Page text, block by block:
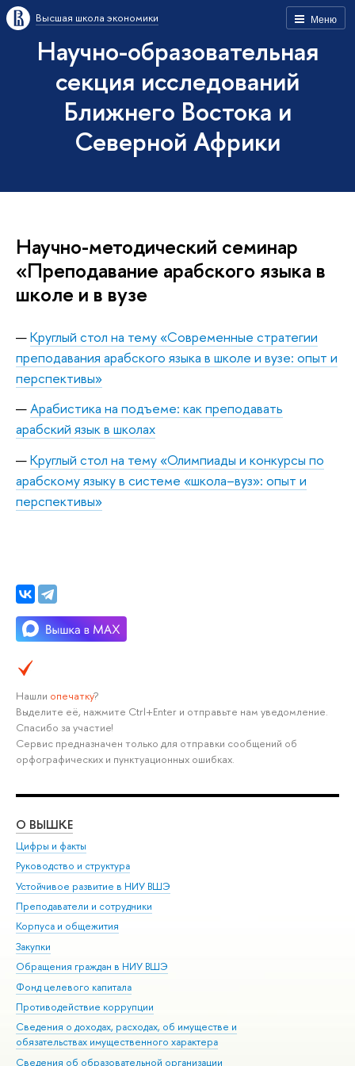
Меню
Высшая школа экономики
Научно-образовательная
секция исследований
Ближнего Востока и
Северной Африки
Научно-методический семинар
«Преподавание арабского языка в
школе и в вузе
Круглый стол на тему «Современные стратегии
преподавания арабского языка в школе и вузе: опыт и
перспективы»
Арабистика на подъеме: как преподавать
арабский язык в школах
Круглый стол на тему «Олимпиады и конкурсы по
арабскому языку в системе «школа–вуз»: опыт и
перспективы»
Нашли опечатку?
Выделите её, нажмите Ctrl+Enter и отправьте нам уведомление.
Спасибо за участие!
Сервис предназначен только для отправки сообщений об
орфографических и пунктуационных ошибках.
О ВЫШКЕ
Цифры и факты
Руководство и структура
Устойчивое развитие в НИУ ВШЭ
Преподаватели и сотрудники
Корпуса и общежития
Закупки
Обращения граждан в НИУ ВШЭ
Фонд целевого капитала
Противодействие коррупции
Сведения о доходах, расходах, об имуществе и
обязательствах имущественного характера
Сведения об образовательной организации